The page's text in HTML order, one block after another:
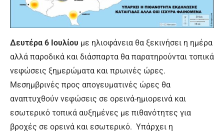
Δευτέρα 6 Ιουλίου με ηλιοφάνεια θα ξεκινήσει η ημέρα
αλλά παροδικά και διάσπαρτα θα παρατηρούνται τοπικά
νεφώσεις ξημερώματα και πρωινές ώρες.
Μεσημβρινές προς απογευματινές ώρες θα
αναπτυχθούν νεφώσεις σε ορεινά-ημιορεινά και
εσωτερικό τοπικά αυξημένες με πιθανότητες για
βροχές σε ορεινά και εσωτερικό. Υπάρχει η